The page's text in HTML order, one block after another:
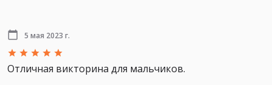
5 мая 2023 г.
Отличная викторина для мальчиков.